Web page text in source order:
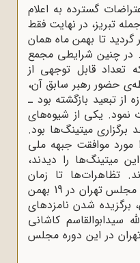
گسترده به اعلام
تبریز، در نهایت فقط
گردید تا بهمن ماه همان
در چنین شرایطی مجمع
تعداد قابل توجهی از
حضور رهبر سابق آن،
تبعید بازگشته بود ـ
نمود. یکی از شیوه‌های
برگزاری میتینگ‌ها بود.
مورد موافقت جبهه ملی
میتینگ‌ها را دیدند،
تظاهرات‌ها تا زمان
برگزاری انتخابات دوره شانزدهم مجلس تهران در 19 بهمن
برگزیده شدن نامزدهای
کاشانی
در این دوره مجلس